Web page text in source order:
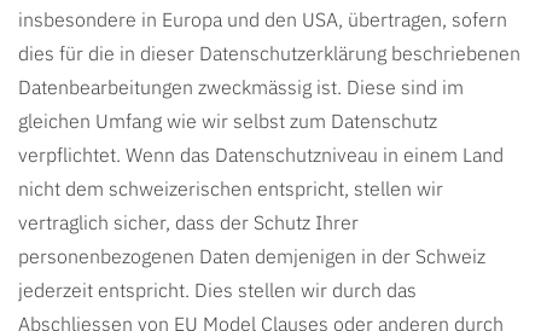
insbesondere in Europa und den USA, übertragen, sofern
dies für die in dieser Datenschutzerklärung beschriebenen
Datenbearbeitungen zweckmässig ist. Diese sind im
gleichen Umfang wie wir selbst zum Datenschutz
verpflichtet. Wenn das Datenschutzniveau in einem Land
nicht dem schweizerischen entspricht, stellen wir
vertraglich sicher, dass der Schutz Ihrer
personenbezogenen Daten demjenigen in der Schweiz
jederzeit entspricht. Dies stellen wir durch das
Abschliessen von EU Model Clauses oder anderen durch